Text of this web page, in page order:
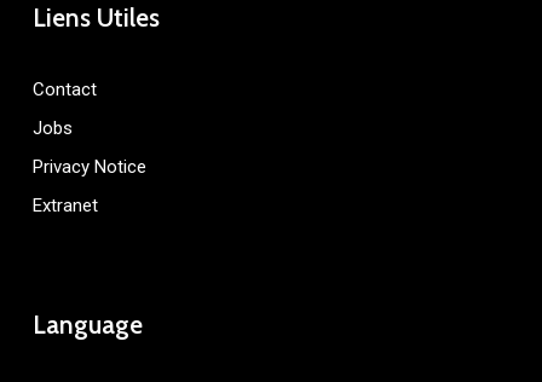
Liens Utiles
Contact
Jobs
Privacy Notice
Extranet
Language